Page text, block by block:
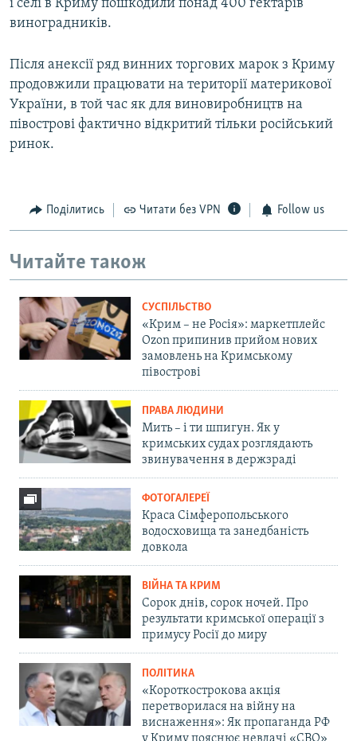
і селі в Криму пошкодили понад 400 гектарів
виноградників.
Після анексії ряд винних торгових марок з Криму
продовжили працювати на території материкової
України, в той час як для виновиробництв на
півострові фактично відкритий тільки російський
ринок.
Поділитись Читати без VPN Follow us
Читайте також
СУСПІЛЬСТВО
«Крим – не Росія»: маркетплейс
Ozon припинив прийом нових
замовлень на Кримському
півострові
ПРАВА ЛЮДИНИ
Мить – і ти шпигун. Як у
кримських судах розглядають
звинувачення в держзраді
ФОТОГАЛЕРЕЇ
Краса Сімферопольського
водосховища та занедбаність
довкола
ВІЙНА ТА КРИМ
Сорок днів, сорок ночей. Про
результати кримської операції з
примусу Росії до миру
ПОЛІТИКА
«Короткострокова акція
перетворилася на війну на
виснаження»: Як пропаганда РФ